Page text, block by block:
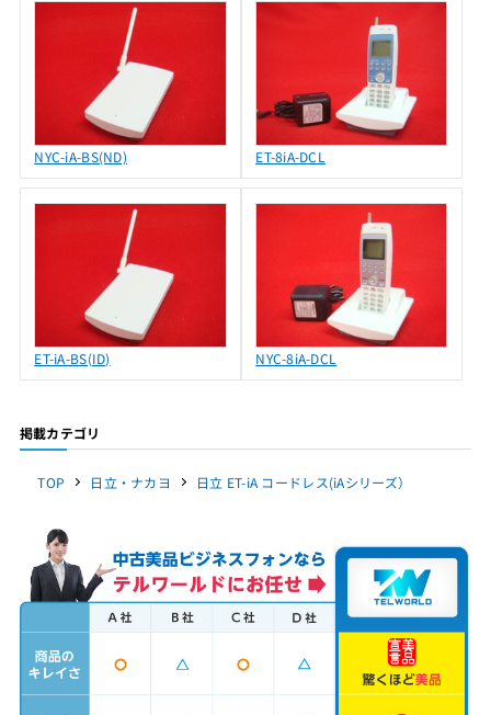
NYC-iA-BS(ND) ET-8iA-DCL
ET-iA-BS(ID) NYC-8iA-DCL
掲載カテゴリ
TOP 日立・ナカヨ 日立 ET-iA コードレス(iAシリーズ）